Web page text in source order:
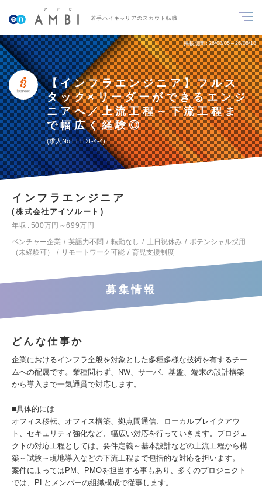
若手ハイキャリアのスカウト転職
掲載期間 26/08/05～26/08/18
【インフラエンジニア】フルス
タック×リーダーができるエンジ
ニアへ／上流工程～下流工程ま
で幅広く経験◎
求人No.LTTDT-4-4
インフラエンジニア
株式会社アイソルート
年収
500万円～699万円
ベンチャー企業
英語力不問 転勤なし 土日祝休み
ポテンシャル採用
（未経験可）
リモートワーク可能 育児支援制度
募集情報
どんな仕事か
企業におけるインフラ全般を対象とした多種多様な技術を有するチー
ムへの配属です。業種問わず、NW、サーバ、基盤、端末の設計構築
から導入まで一気通貫で対応します。
■具体的には…
オフィス移転、オフィス構築、拠点間通信、ローカルブレイクアウ
ト、セキュリティ強化など、幅広い対応を行っていきます。プロジェ
クトの対応工程としては、要件定義～基本設計などの上流工程から構
築～試験～現地導入などの下流工程まで包括的な対応を担います。
案件によってはPM、PMOを担当する事もあり、多くのプロジェクト
では、PLとメンバーの組織構成で従事します。